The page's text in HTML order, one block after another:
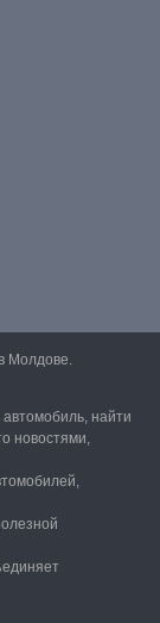
Молдове.
автомобиль, найти
новостями,